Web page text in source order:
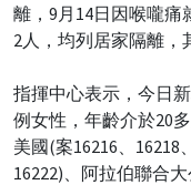
離，9月14日因喉嚨
2人，均列居家隔離，
指揮中心表示，今日
例女性，年齡介於20
美國(案16216、16218
16222)、阿拉伯聯合